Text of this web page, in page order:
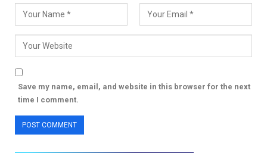
Save my name, email, and website in this browser for the next
time I comment.